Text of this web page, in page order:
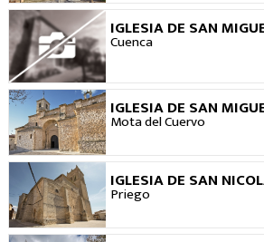
IGLESIA DE SAN
Cuenca VER
IGLESIA DE SAN
Mota del CuervoVER
IGLESIA DE SAN
Priego VER